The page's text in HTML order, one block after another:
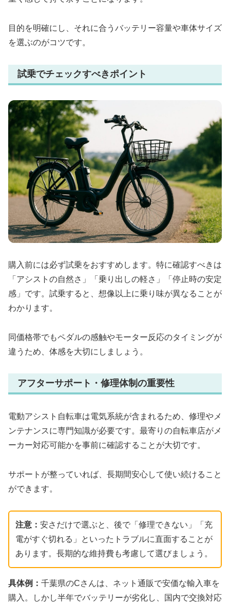
目的を明確にし、それに合うバッテリー容量や車体サイズ
を選ぶのがコツです。
試乗でチェックすべきポイント
購入前には必ず試乗をおすすめします。特に確認すべきは
「アシストの自然さ」「乗り出しの軽さ」「停止時の安定
感」です。試乗すると、想像以上に乗り味が異なることが
わかります。
同価格帯でもペダルの感触やモーター反応のタイミングが
違うため、体感を大切にしましょう。
アフターサポート・修理体制の重要性
電動アシスト自転車は電気系統が含まれるため、修理やメ
ンテナンスに専門知識が必要です。最寄りの自転車店がメ
ーカー対応可能かを事前に確認することが大切です。
サポートが整っていれば、長期間安心して使い続けること
ができます。
注意： 安さだけで選ぶと、後で「修理できない」「充
電がすぐ切れる」といったトラブルに直面することが
あります。長期的な維持費も考慮して選びましょう。
具体例： 千葉県のCさんは、ネット通販で安価な輸入車を
購入。しかし半年でバッテリーが劣化し、国内で交換対応